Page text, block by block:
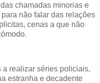
chamadas minorias e
não falar das relações
cenas a que não
a realizar séries policiais,
estranha e decadente